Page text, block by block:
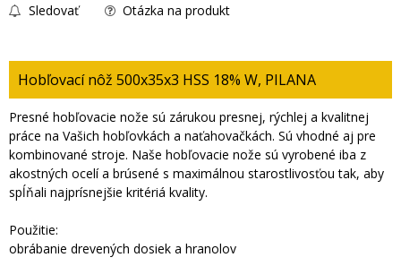
Sledovať Otázka na produkt
Hobľovací nôž 500x35x3 HSS 18% W, PILANA
Presné hobľovacie nože sú zárukou presnej, rýchlej a kvalitnej
práce na Vašich hobľovkách a naťahovačkách. Sú vhodné aj pre
kombinované stroje. Naše hobľovacie nože sú vyrobené iba z
akostných ocelí a brúsené s maximálnou starostlivosťou tak, aby
spĺňali najprísnejšie kritériá kvality.
Použitie:
obrábanie drevených dosiek a hranolov